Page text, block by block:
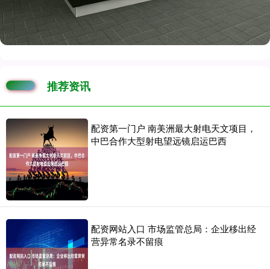
推荐资讯
配资第一门户 南美洲最大射电天文项目，
中巴合作大型射电望远镜启运巴西
配资网站入口 市场监管总局：企业移出经
营异常名录不留痕